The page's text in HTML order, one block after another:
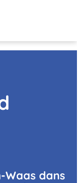
Waas dans